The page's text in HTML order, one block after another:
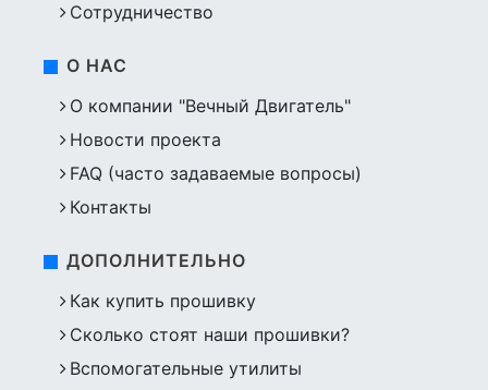
Сотрудничество
О НАС
О компании "Вечный Двигатель"
Новости проекта
FAQ (часто задаваемые вопросы)
Контакты
ДОПОЛНИТЕЛЬНО
Как купить прошивку
Сколько стоят наши прошивки?
Вспомогательные утилиты